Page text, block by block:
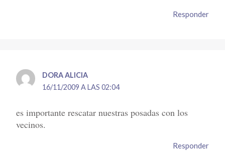
Responder
DORA ALICIA
16/11/2009 A LAS 02:04
es importante rescatar nuestras posadas con los
vecinos.
Responder